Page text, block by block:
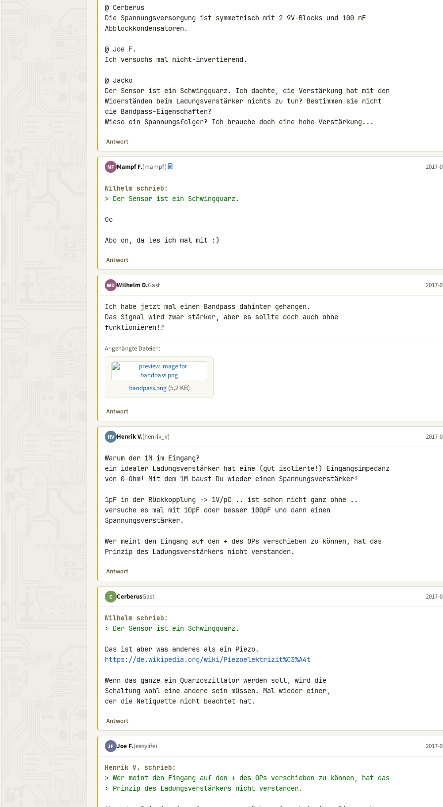
@ Cerberus
Die Spannungsversorgung ist symmetrisch mit 2 9V-Blocks und 100 nF
Abblockkondensatoren.
@ Joe F.
Ich versuchs mal nicht-invertierend.
@ Jacko
Der Sensor ist ein Schwingquarz. Ich dachte, die Verstärkung hat mit den
Widerständen beim Ladungsverstärker nichts zu tun? Bestimmen sie nicht
die Bandpass-Eigenschaften?
Wieso ein Spannungsfolger? Ich brauche doch eine hohe Verstärkung...
Antwort
MF Mampf F.(mampf) 2017-
Wilhelm schrieb:
> Der Sensor ist ein Schwingquarz.
Oo
Abo on, da les ich mal mit :)
Antwort
WD Wilhelm D.Gast 2017-
Ich habe jetzt mal einen Bandpass dahinter gehangen.
Das Signal wird zwar stärker, aber es sollte doch auch ohne
funktionieren!?
Angehängte Dateien:
bandpass.png(5,2 KB)
Antwort
HV Henrik V.(henrik_v) 2017-
Warum der 1M im Eingang?
ein idealer Ladungsverstärker hat eine (gut isolierte!) Eingangsimpedanz
von 0-Ohm! Mit dem 1M baust Du wieder einen Spannungsverstärker!
1pF in der Rückkopplung -> 1V/pC .. ist schon nicht ganz ohne ..
versuche es mal mit 10pF oder besser 100pF und dann einen
Spannungsverstärker.
Wer meint den Eingang auf den + des OPs verschieben zu können, hat das
Prinzip des Ladungsverstärkers nicht verstanden.
Antwort
C CerberusGast 2017-
Wilhelm schrieb:
> Der Sensor ist ein Schwingquarz.
https://de.wikipedia.org/wiki/Piezoelektrizit%C3%A4t
Wenn das ganze ein Quarzoszillator werden soll, wird die
Schaltung wohl eine andere sein müssen. Mal wieder einer,
der die Netiquette nicht beachtet hat.
Antwort
JF Joe F.(easylife) 2017-
Henrik V. schrieb:
> Wer meint den Eingang auf den + des OPs verschieben zu können, hat das
> Prinzip des Ladungsverstärkers nicht verstanden.